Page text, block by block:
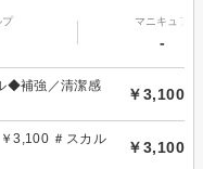
プ マニキュア
-
◆補強／清潔感
￥3,100
3,100 ＃スカル
￥3,100